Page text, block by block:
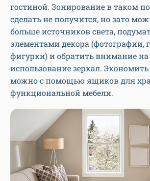
гостиной. Зонирование в таком
сделать не получится, но зато
больше источников света,
элементами декора (фотографии,
фигурки) и обратить внимание на
использование зеркал.
можно с помощью ящиков для
функциональной мебели.